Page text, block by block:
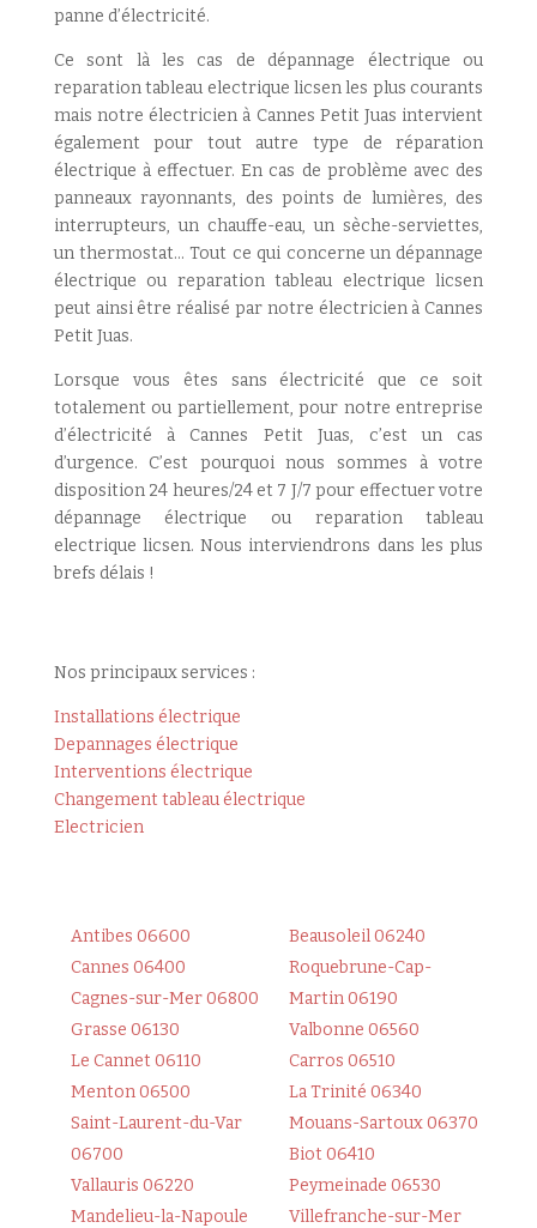
panne d’électricité.
Ce sont là les cas de dépannage électrique ou
reparation tableau electrique licsen les plus courants
mais notre électricien à Cannes Petit Juas intervient
également pour tout autre type de réparation
électrique à effectuer. En cas de problème avec des
panneaux rayonnants, des points de lumières, des
interrupteurs, un chauffe-eau, un sèche-serviettes,
un thermostat… Tout ce qui concerne un dépannage
électrique ou reparation tableau electrique licsen
peut ainsi être réalisé par notre électricien à Cannes
Petit Juas.
Lorsque vous êtes sans électricité que ce soit
totalement ou partiellement, pour notre entreprise
d’électricité à Cannes Petit Juas, c’est un cas
d’urgence. C’est pourquoi nous sommes à votre
disposition 24 heures/24 et 7 J/7 pour effectuer votre
dépannage électrique ou reparation tableau
electrique licsen. Nous interviendrons dans les plus
brefs délais !
Nos principaux services :
Installations électrique
Depannages électrique
Interventions électrique
Changement tableau électrique
Electricien
Antibes 06600
Cannes 06400
Cagnes-sur-Mer 06800
Grasse 06130
Le Cannet 06110
Menton 06500
Saint-Laurent-du-Var
06700
Vallauris 06220
Mandelieu-la-Napoule
Beausoleil 06240
Roquebrune-Cap-
Martin 06190
Valbonne 06560
Carros 06510
La Trinité 06340
Mouans-Sartoux 06370
Biot 06410
Peymeinade 06530
Villefranche-sur-Mer